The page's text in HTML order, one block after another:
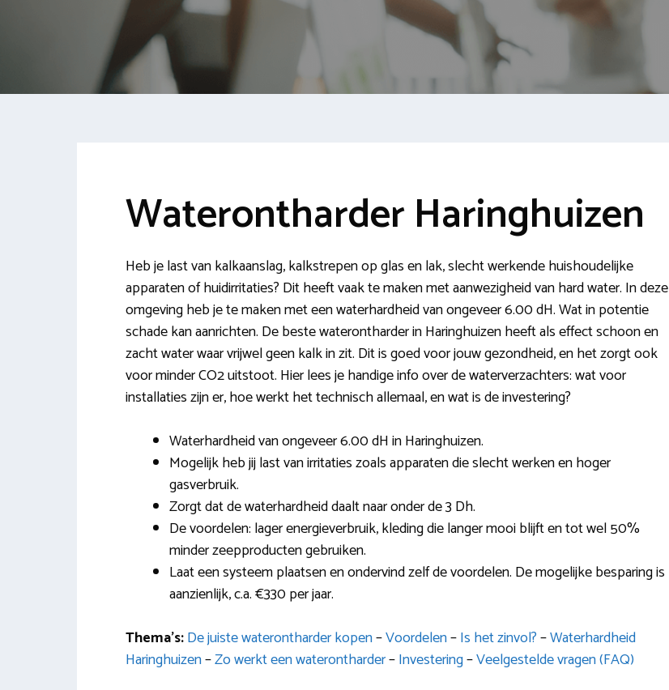
Waterontharder Haringhuizen
Heb je last van kalkaanslag, kalkstrepen op glas en lak, slecht werkende huishoudelijke
apparaten of huidirritaties? Dit heeft vaak te maken met aanwezigheid van hard water. In deze
omgeving heb je te maken met een waterhardheid van ongeveer 6.00 dH. Wat in potentie
schade kan aanrichten. De beste waterontharder in Haringhuizen heeft als effect schoon en
zacht water waar vrijwel geen kalk in zit. Dit is goed voor jouw gezondheid, en het zorgt ook
voor minder CO2 uitstoot. Hier lees je handige info over de waterverzachters: wat voor
installaties zijn er, hoe werkt het technisch allemaal, en wat is de investering?
Waterhardheid van ongeveer 6.00 dH in Haringhuizen.
Mogelijk heb jij last van irritaties zoals apparaten die slecht werken en hoger
gasverbruik.
Zorgt dat de waterhardheid daalt naar onder de 3 Dh.
De voordelen: lager energieverbruik, kleding die langer mooi blijft en tot wel 50%
minder zeepproducten gebruiken.
Laat een systeem plaatsen en ondervind zelf de voordelen. De mogelijke besparing is
aanzienlijk, c.a. €330 per jaar.
Thema’s:De juiste waterontharder kopen–Voordelen–Is het zinvol?–Waterhardheid
Haringhuizen–Zo werkt een waterontharder–Investering–Veelgestelde vragen (FAQ)